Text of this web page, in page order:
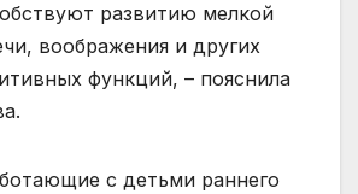
развитию мелкой
воображения и других
функций, – пояснила
с детьми раннего